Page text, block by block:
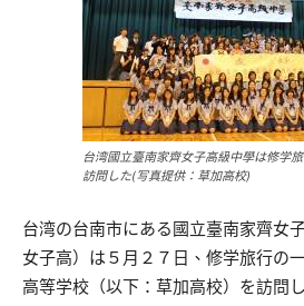
台湾國立臺南家齊女子高級中學は修学
訪問した(写真提供：草加高校)
台湾の台南市にある國立臺南家齊女
女子高）は５月２７日、修学旅行の
高等学校（以下：草加高校）を訪問